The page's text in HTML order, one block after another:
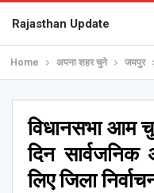
Rajasthan Update
Home अपना शहर चुने जयपुर
विधानसभा आम
दिन
लिए जिला